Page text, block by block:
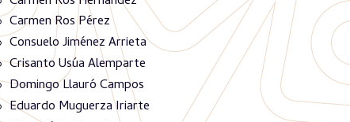
Carmen Ros Pérez
Consuelo Jiménez Arrieta
Crisanto Usúa Alemparte
Domingo Llauró Campos
Eduardo Muguerza Iriarte